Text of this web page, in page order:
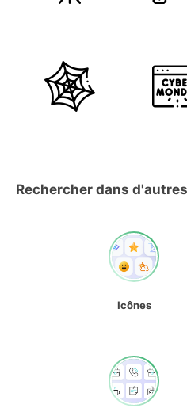
Rechercher dans
Icônes